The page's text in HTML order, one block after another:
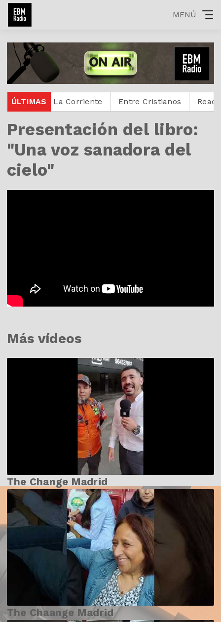
MENÚ
ÚLTIMASLa Corriente Entre Cristianos Reactivoz
Presentación del libro:
"Una voz sanadora del
cielo"
Más vídeos
The Change Madrid
The Chaange Madrid